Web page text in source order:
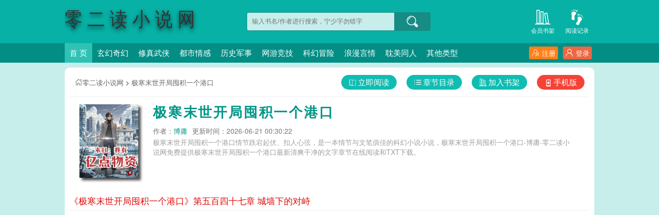
零二读小说网 阅读记录
会员书架
首 页 玄幻奇幻 修真武侠 都市情感 历史军事 网游竞技 科幻冒险 浪漫言情 耽美同人 其他类型 登录
注册
零二读小说网 > 极寒末世开局囤积一个港口 手机版
加入书架
章节目录
立即阅读
极寒末世开局囤积一个港口
作者： 博庸 更新时间：2026-06-21 00:30:22
极寒末世开局囤积一个港口情节跌宕起伏、扣人心弦，是一本情节与文笔俱佳的科幻小说小说，极寒末世开局囤积一个港口-博庸-零二读小
说网免费提供极寒末世开局囤积一个港口最新清爽干净的文字章节在线阅读和TXT下载。
《极寒末世开局囤积一个港口》第五百四十七章 城墙下的对峙